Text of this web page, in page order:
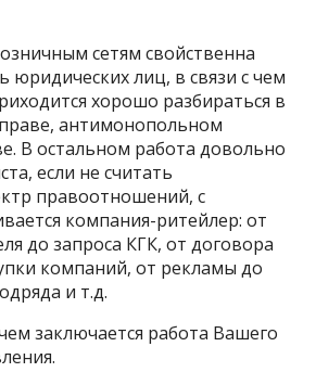
сетям свойственна
юридических лиц, в связи с чем
хорошо разбираться в
антимонопольном
В остальном работа довольно
если не считать
правоотношений, с
компания-ритейлер: от
до запроса КГК, от договора
компаний, от рекламы до
и т.д.
заключается работа Вашего